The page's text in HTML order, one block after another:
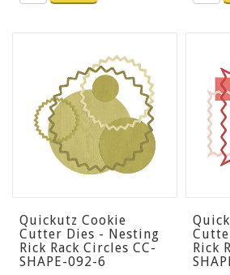
Quickutz Cookie
Cutter Dies - Nesting
Rick Rack Circles CC-
SHAPE-092-6
Rick